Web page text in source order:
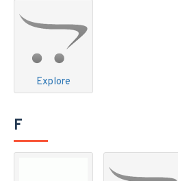
Explore
F